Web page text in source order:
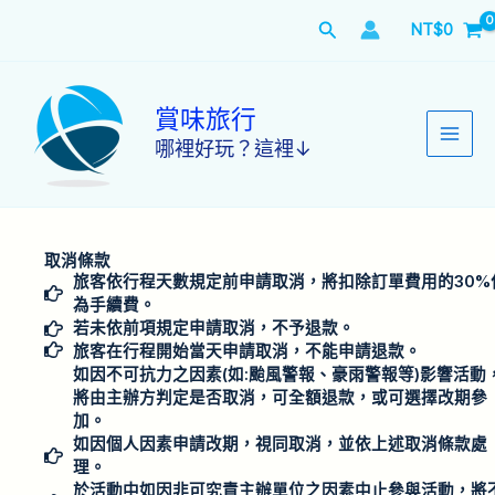
搜
NT$0
賞味旅行
哪裡好玩？這裡↓
取消條款
旅客依行程天數規定前申請取消，將扣除訂單費用的30%
為手續費。
若未依前項規定申請取消，不予退款。
旅客在行程開始當天申請取消，不能申請退款。
如因不可抗力之因素(如:颱風警報、豪雨警報等)影響活動
將由主辦方判定是否取消，可全額退款，或可選擇改期參
加。
如因個人因素申請改期，視同取消，並依上述取消條款處
理。
於活動中如因非可究責主辦單位之因素中止參與活動，將